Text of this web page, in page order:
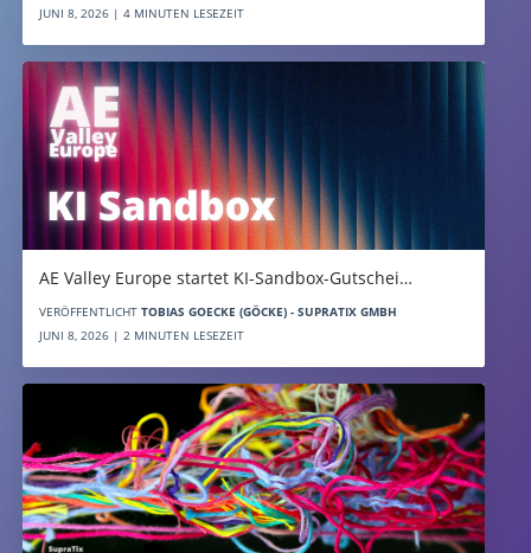
JUNI 8, 2026 | 4 MINUTEN LESEZEIT
AE Valley Europe startet KI-Sandbox-Gutschei…
VERÖFFENTLICHT TOBIAS GOECKE (GÖCKE) - SUPRATIX GMBH
JUNI 8, 2026 | 2 MINUTEN LESEZEIT